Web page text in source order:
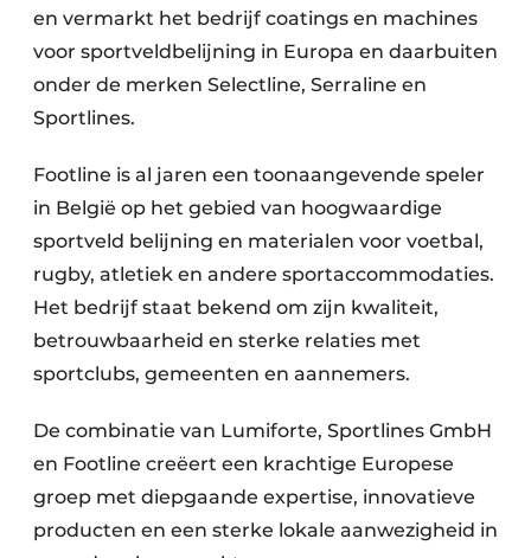
en vermarkt het bedrijf coatings en machines
voor sportveldbelijning in Europa en daarbuiten
onder de merken Selectline, Serraline en
Sportlines.
Footline is al jaren een toonaangevende speler
in België op het gebied van hoogwaardige
sportveld belijning en materialen voor voetbal,
rugby, atletiek en andere sportaccommodaties.
Het bedrijf staat bekend om zijn kwaliteit,
betrouwbaarheid en sterke relaties met
sportclubs, gemeenten en aannemers.
De combinatie van Lumiforte, Sportlines GmbH
en Footline creëert een krachtige Europese
groep met diepgaande expertise, innovatieve
producten en een sterke lokale aanwezigheid in